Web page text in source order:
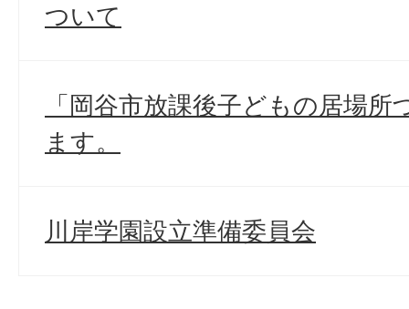
ついて
「岡谷市放課後子どもの居場
ます。
川岸学園設立準備委員会